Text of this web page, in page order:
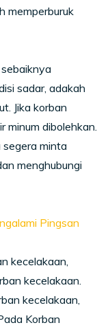
memperburuk
sadar, adakah
Jika korban
minum dibolehkan.
segera minta
menghubungi
Pingsan
kecelakaan,
kecelakaan.
kecelakaan,
Korban